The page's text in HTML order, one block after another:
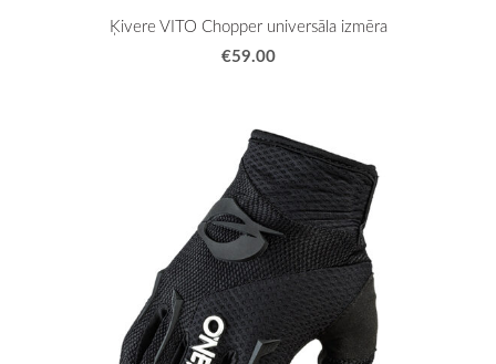
Ķivere VITO Chopper universāla izmēra
€59.00